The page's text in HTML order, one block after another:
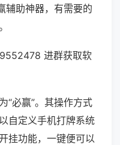
辅助神器，有需要的
进群获取软
“必赢”。其操作方式
自定义手机打牌系统
挂功能，一键便可以